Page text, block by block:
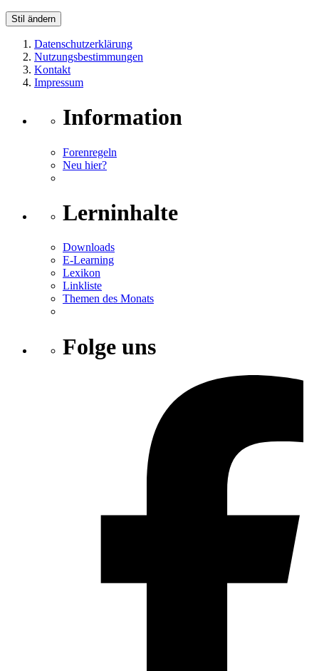
Stil ändern
Datenschutzerklärung
Nutzungsbestimmungen
Kontakt
Impressum
Information
Forenregeln
Neu hier?
Lerninhalte
Downloads
E-Learning
Lexikon
Linkliste
Themen des Monats
Folge uns